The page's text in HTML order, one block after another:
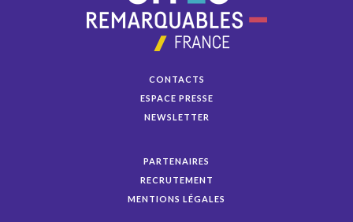
CONTACTS
ESPACE PRESSE
NEWSLETTER
PARTENAIRES
RECRUTEMENT
MENTIONS LÉGALES